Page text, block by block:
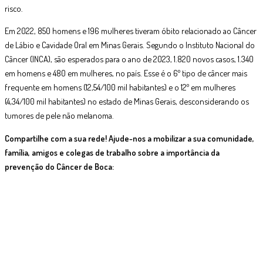
risco.
Em 2022, 850 homens e 196 mulheres tiveram óbito relacionado ao Câncer
de Lábio e Cavidade Oral em Minas Gerais. Segundo o Instituto Nacional do
Câncer (INCA), são esperados para o ano de 2023, 1.820 novos casos, 1.340
em homens e 480 em mulheres, no país. Esse é o 6º tipo de câncer mais
frequente em homens (12,54/100 mil habitantes) e o 12º em mulheres
(4,34/100 mil habitantes) no estado de Minas Gerais, desconsiderando os
tumores de pele não melanoma.
Compartilhe com a sua rede! Ajude-nos a mobilizar a sua comunidade,
família, amigos e colegas de trabalho sobre a importância da
prevenção do Câncer de Boca: